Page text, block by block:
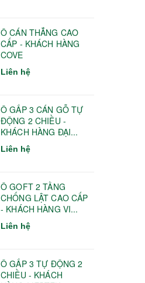
Ô CÁN THẲNG CAO
CẤP - KHÁCH HÀNG
COVE
Liên hệ
Ô GẤP 3 CÁN GỖ TỰ
ĐỘNG 2 CHIỀU -
KHÁCH HÀNG ĐẠI...
Liên hệ
Ô GOFT 2 TẦNG
CHỐNG LẬT CAO CẤP
- KHÁCH HÀNG VI...
Liên hệ
Ô GẤP 3 TỰ ĐỘNG 2
CHIỀU - KHÁCH